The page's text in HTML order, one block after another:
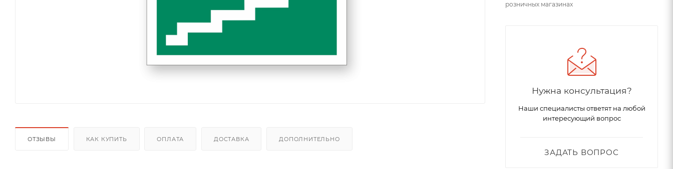
ОТЗЫВЫ КАК КУПИТЬ ОПЛАТА ДОСТАВКА ДОПОЛНИТЕЛЬНО
розничных магазинах
Нужна консультация?
Наши специалисты ответят на любой
интересующий вопрос
ЗАДАТЬ ВОПРОС